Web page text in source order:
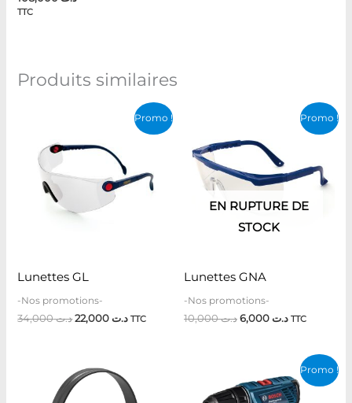
TTC
Produits similaires
Promo !
Lunettes GL
-Nos promotions-
د.ت34,000
était :
د.ت22,000
Le
prix
TTC
Promo !
EN RUPTURE DE
STOCK
Lunettes GNA
-Nos promotions-
د.ت10,000
initial
était :
د.ت
prix
TTC
Promo !
prix
initial
Le